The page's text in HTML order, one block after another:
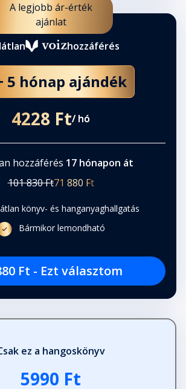
A legjobb ár-érték
ajánlat
hozzáférés
5 hónap ajándék
4228 Ft/ hó
hozzáférés 17 hónapon át
101 830 Ft71 880 Ft
könyv- és hanganyaghallgatás
Bármikor lemondható
Ft - Ezt választom
ez a hangoskönyv
5990 Ft